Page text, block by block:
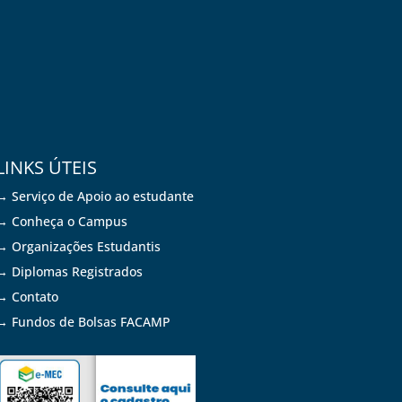
ÚTEIS
Serviço de Apoio ao estudante
Conheça o Campus
Organizações Estudantis
Diplomas Registrados
Contato
Fundos de Bolsas FACAMP